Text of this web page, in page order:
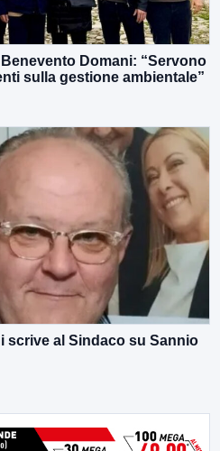
Domani: “Servono
sulla gestione ambientale”
scrive al Sindaco su Sannio